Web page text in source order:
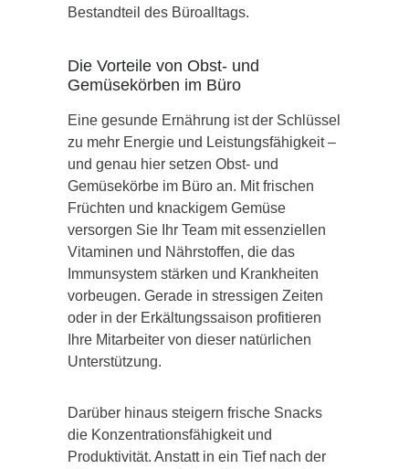
Bestandteil des Büroalltags.
Die Vorteile von Obst- und
Gemüsekörben im Büro
Eine gesunde Ernährung ist der Schlüssel
zu mehr Energie und Leistungsfähigkeit –
und genau hier setzen Obst- und
Gemüsekörbe im Büro an. Mit frischen
Früchten und knackigem Gemüse
versorgen Sie Ihr Team mit essenziellen
Vitaminen und Nährstoffen, die das
Immunsystem stärken und Krankheiten
vorbeugen. Gerade in stressigen Zeiten
oder in der Erkältungssaison profitieren
Ihre Mitarbeiter von dieser natürlichen
Unterstützung.
Darüber hinaus steigern frische Snacks
die Konzentrationsfähigkeit und
Produktivität. Anstatt in ein Tief nach der